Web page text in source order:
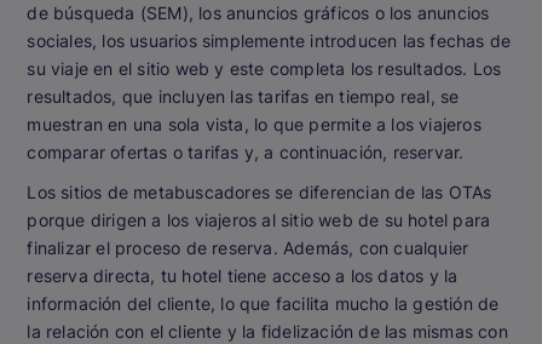
de búsqueda (SEM), los anuncios gráficos o los anuncios
sociales, los usuarios simplemente introducen las fechas de
su viaje en el sitio web y este completa los resultados. Los
resultados, que incluyen las tarifas en tiempo real, se
muestran en una sola vista, lo que permite a los viajeros
comparar ofertas o tarifas y, a continuación, reservar.
Los sitios de metabuscadores se diferencian de las OTAs
porque dirigen a los viajeros al sitio web de su hotel para
finalizar el proceso de reserva. Además, con cualquier
reserva directa, tu hotel tiene acceso a los datos y la
información del cliente, lo que facilita mucho la gestión de
la relación con el cliente y la fidelización de las mismas con